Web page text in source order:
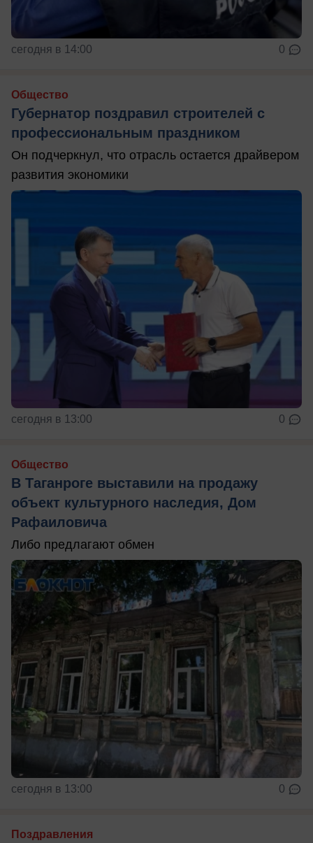
сегодня в 14:00 0
Общество
Губернатор поздравил строителей с
профессиональным праздником
Он подчеркнул, что отрасль остается драйвером
развития экономики
сегодня в 13:00 0
Общество
В Таганроге выставили на продажу
объект культурного наследия, Дом
Рафаиловича
Либо предлагают обмен
сегодня в 13:00 0
Поздравления